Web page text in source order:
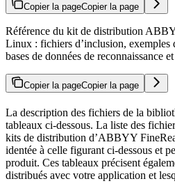
Copier la pageCopier la page
Référence du kit de distribution
Linux : fichiers d’inclusion, exemples
bases de données de reconnaissance
Copier la pageCopier la page
La description des fichiers de la
tableaux ci-dessous. La liste des
kits de distribution d’ABBYY
identée à celle figurant ci-dessous et
produit. Ces tableaux précisent
distribués avec votre application et